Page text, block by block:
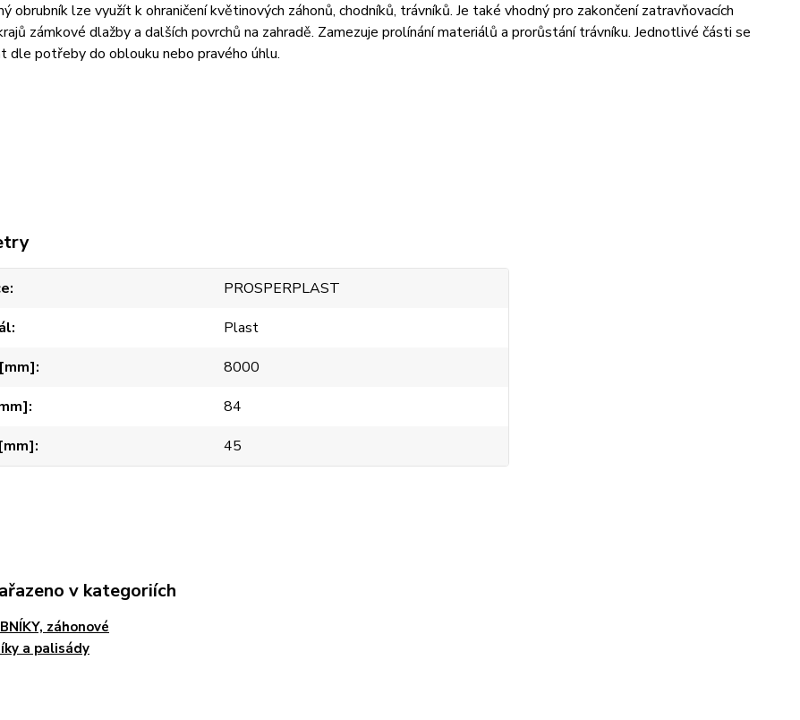
obrubník lze využít k ohraničení květinových záhonů, chodníků, trávníků. Je také vhodný pro zakončení zatravňovacích
zámkové dlažby a dalších povrchů na zahradě. Zamezuje prolínání materiálů a prorůstání trávníku. Jednotlivé části se
dle potřeby do oblouku nebo pravého úhlu.
PROSPERPLAST
Plast
8000
84
45
v kategoriích
záhonové
a palisády